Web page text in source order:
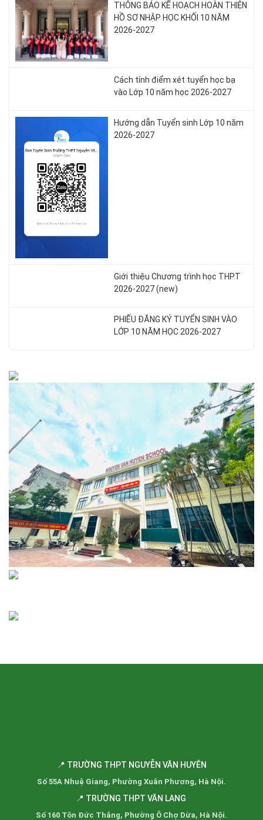
THÔNG BÁO KẾ HOẠCH HOÀN THIỆN
HỒ SƠ NHẬP HỌC KHỐI 10 NĂM
2026-2027
Cách tính điểm xét tuyển học bạ
vào Lớp 10 năm học 2026-2027
Hướng dẫn Tuyển sinh Lớp 10 năm
2026-2027
Giới thiệu Chương trình học THPT
2026-2027 (new)
PHIẾU ĐĂNG KÝ TUYỂN SINH VÀO
LỚP 10 NĂM HỌC 2026-2027
📍 TRƯỜNG THPT NGUYỄN VĂN HUYÊN
Số 55A Nhuệ Giang, Phường Xuân Phương, Hà Nội.
📍 TRƯỜNG THPT VĂN LANG
Số 160 Tôn Đức Thắng, Phường Ô Chợ Dừa, Hà Nội.